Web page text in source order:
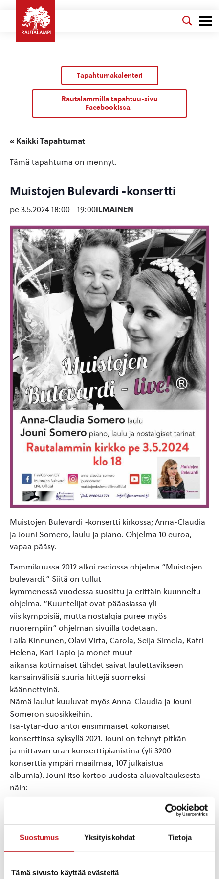
Suostumus Yksityiskohdat Tietoja
Tämä sivusto käyttää evästeitä
Tapahtumakalenteri
Rautalammilla tapahtuu-sivu
Facebookissa.
« Kaikki Tapahtumat
Tämä tapahtuma on mennyt.
Muistojen Bulevardi -konsertti
pe 3.5.2024 18:00 - 19:00ILMAINEN
Muistojen Bulevardi -konsertti kirkossa; Anna-Claudia
ja Jouni Somero, laulu ja piano. Ohjelma 10 euroa,
vapaa pääsy.
Tammikuussa 2012 alkoi radiossa ohjelma ”Muistojen
bulevardi.” Siitä on tullut
kymmenessä vuodessa suosittu ja erittäin kuunneltu
ohjelma. ”Kuuntelijat ovat pääasiassa yli
viisikymppisiä, mutta nostalgia puree myös
nuorempiin” ohjelman sivuilla todetaan.
Laila Kinnunen, Olavi Virta, Carola, Seija Simola, Katri
Helena, Kari Tapio ja monet muut
aikansa kotimaiset tähdet saivat laulettavikseen
kansainvälisiä suuria hittejä suomeksi
käännettyinä.
Nämä laulut kuuluvat myös Anna-Claudia ja Jouni
Someron suosikkeihin.
Isä-tytär-duo antoi ensimmäiset kokonaiset
konserttinsa syksyllä 2021. Jouni on tehnyt pitkän
ja mittavan uran konserttipianistina (yli 3200
konserttia ympäri maailmaa, 107 julkaistua
albumia). Jouni itse kertoo uudesta aluevaltauksesta
näin:
myös muutaman viihdetaiteilijan kanssa. Pianon
ääressä olen monesti ajatellut, että tuon
laulun haluaisin laulaa enkä vain soittaa. Opiskelin
olevan nyt kypsä kokeilla näitä siipiä,” Jouni kertoo.